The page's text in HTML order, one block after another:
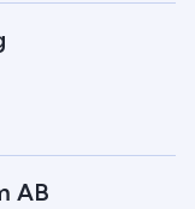
AB